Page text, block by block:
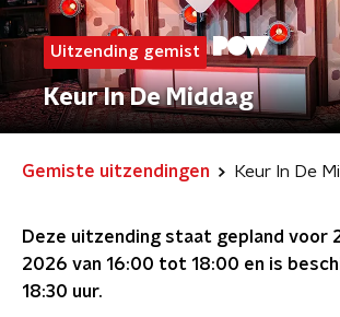
Uitzending gemist
Keur In De Middag
Gemiste uitzendingen Keur In De
Deze uitzending staat gepland voor
2026 van 16:00 tot 18:00 en is
18:30 uur.